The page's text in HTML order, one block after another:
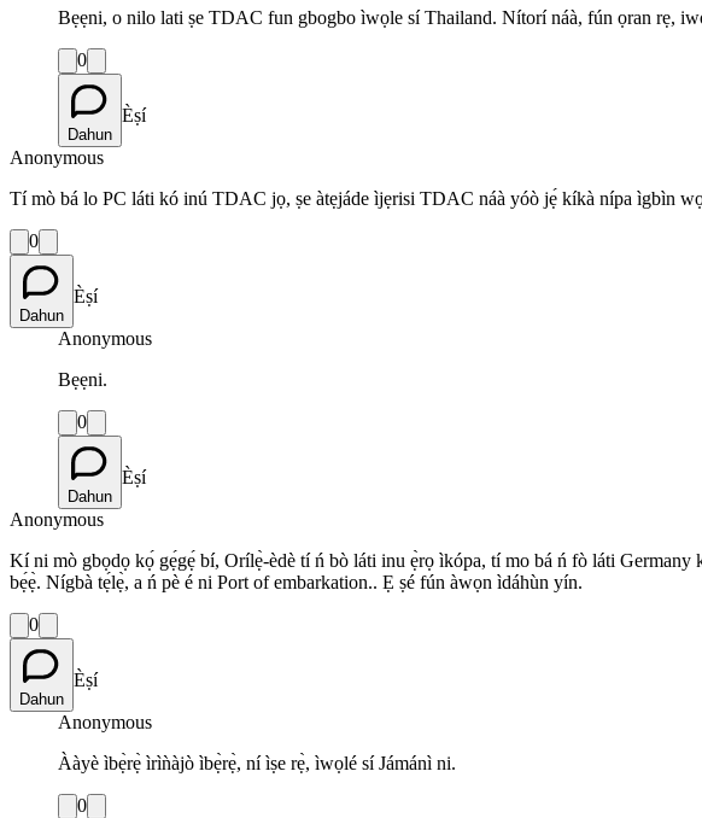
Bẹẹni, o nilo lati ṣe TDAC fun gbogbo ìwọle sí Thailand. Nítorí náà, fún ọran rẹ,
0
Dahun
Èṣí
Anonymous
Tí mò bá lo PC láti kó inú TDAC jọ, ṣe àtẹjáde ìjẹrisi TDAC náà yóò jẹ́ kíkà nípa ìgbìn
0
Dahun
Èṣí
Anonymous
Bẹẹni.
0
Dahun
Èṣí
Anonymous
Kí ni mò gbọdọ kọ́ gẹ́gẹ́ bí, Orílẹ̀-èdè tí ń bò láti inu ẹ̀rọ ìkópa, tí mo bá ń fò láti
bẹ́ẹ̀. Nígbà tẹ́lẹ̀, a ń pè é ni Port of embarkation.. Ẹ ṣé fún àwọn ìdáhùn yín.
0
Dahun
Èṣí
Anonymous
Ààyè ìbẹ̀rẹ̀ ìrìǹàjò ìbẹ̀rẹ̀, ní ìṣe rẹ̀, ìwọlé sí Jámánì ni.
0